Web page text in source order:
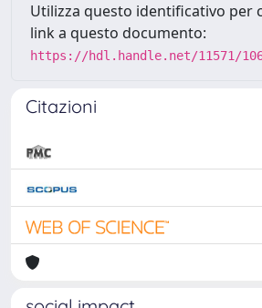
Utilizza questo identificativo per
link a questo documento:
https://hdl.handle.net/11571/
Citazioni